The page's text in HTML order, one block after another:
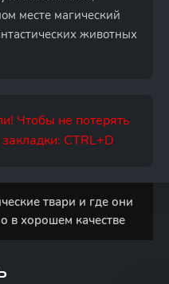
месте магический
животных
Чтобы не потерять
CTRL+D
твари и где они
в хорошем качестве